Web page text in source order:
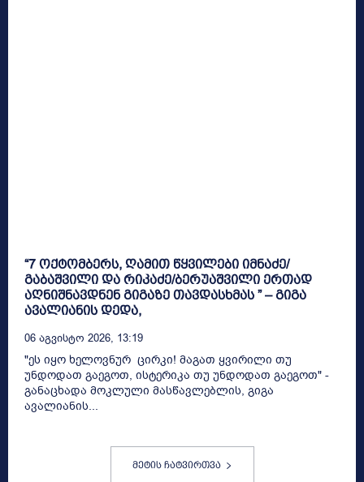
“7 ოქტომბერს, ღამით წყვილები იმნაძე/
გაბაშვილი და რიკაძე/ბერუაშვილი ერთად
აღნიშნავდნენ გიგაზე თავდასხმას ” – გიგა
ავალიანის დედა,
06 Აგვისტო 2026, 13:19
"ეს იყო ხელოვნურ ცირკი! მაგათ ყვირილი თუ
უნდოდათ გაეგოთ, ისტერიკა თუ უნდოდათ გაეგოთ" -
განაცხადა მოკლული მასწავლებლის, გიგა
ავალიანის...
მეტის ჩატვირთვა